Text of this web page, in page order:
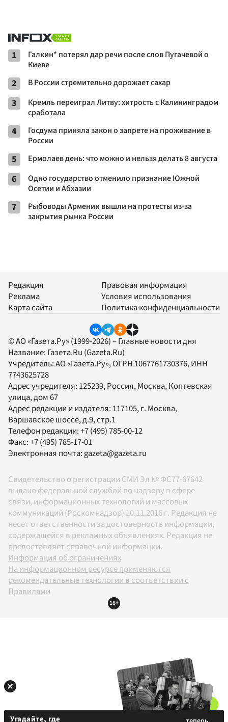
1
Галкин* потерял дар речи после слов Пугачевой о
Киеве
2 В России стремительно дорожает сахар
3
Кремль переиграл Литву: хитрость с Калининградом
сработала
4
Госдума приняла закон о запрете на проживание в
России
5 Ермолаев день: что можно и нельзя делать 8 августа
6
Одно государство отменило признание Южной
Осетии и Абхазии
7
Рыбоводы Армении вышли на протесты из-за
закрытия рынка России
Редакция
Реклама
Карта сайта
Правовая информация
Условия использования
Политика конфиденциальности
© АО «Газета.Ру» (1999-2026) – Главные новости дня
Название: Газета.Ru (Gazeta.Ru)
Учредитель:АО «Газета.Ру», ОГРН 1067761730376, ИНН
7743625728
Адрес учредителя: 125239, Россия, Москва, Коптевская
улица, дом 67
Адрес редакции и издателя: 117105, г. Москва,
Варшавское шоссе, д.9, стр.1
Телефон редакции:+7 (495) 785-00-12
Факс:+7 (495) 785-17-01
Электронная почта:gazeta@gazeta.ru
Свидетельство о регистрации СМИ Эл № ФС77-67642
выдано федеральной службой по надзору в сфере
связи, информационных технологий и массовых
коммуникаций (Роскомнадзор) 10.11.2016 г. Редакция не
несет ответственности за достоверность информации,
содержащейся в рекламных объявлениях. Редакция не
предоставляет справочной информации.
Информация об ограничениях
На информационном ресурсе применяются
рекомендательные технологии в соответствии с
Правилами
18+
Угадайте, где